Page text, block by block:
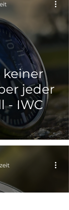
keiner
jeder
- IWC